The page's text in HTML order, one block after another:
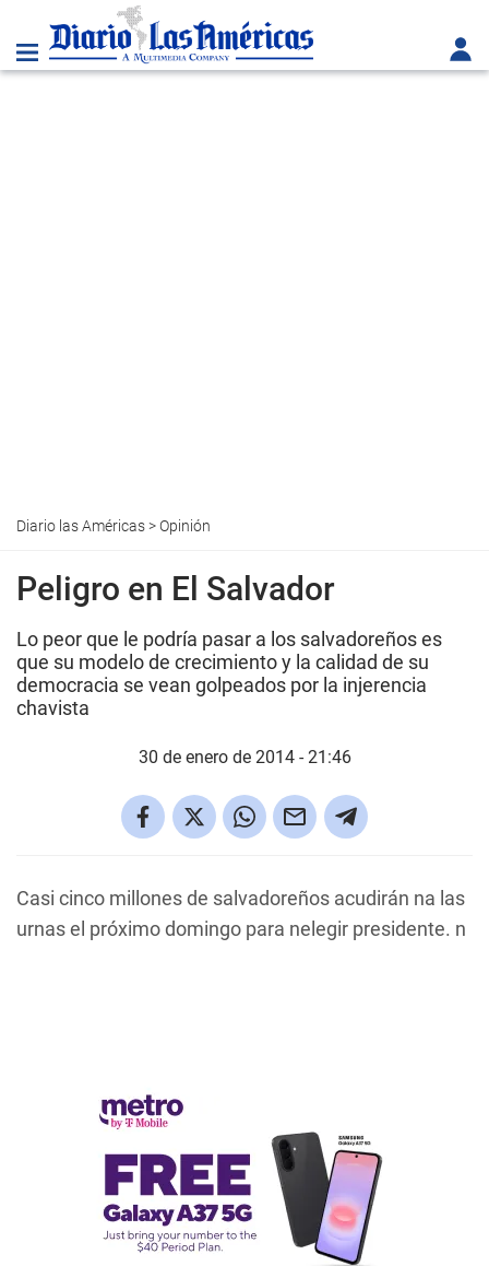
Diario las Américas>Opinión
Peligro en El Salvador
Lo peor que le podría pasar a los salvadoreños es
que su modelo de crecimiento y la calidad de su
democracia se vean golpeados por la injerencia
chavista
30 de enero de 2014 - 21:46
Casi cinco millones de salvadoreños acudirán na las
urnas el próximo domingo para nelegir presidente. n